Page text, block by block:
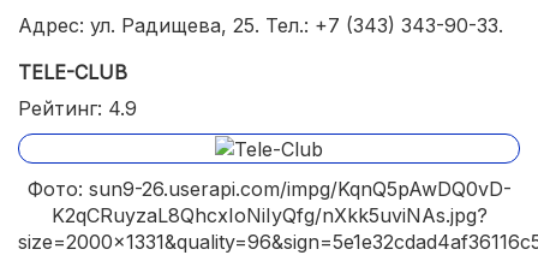
Адрес: ул. Радищева, 25. Тел.: +7 (343) 343-90-33.
TELE-CLUB
Рейтинг: 4.9
Фото: sun9-26.userapi.com/impg/KqnQ5pAwDQ0vD-
K2qCRuyzaL8QhcxIoNiIyQfg/nXkk5uviNAs.jpg?